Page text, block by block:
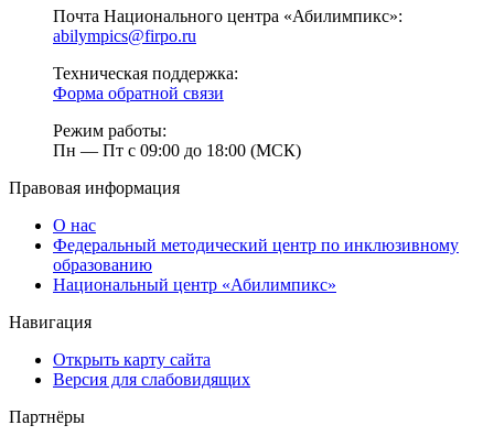
Почта Национального центра «Абилимпикс»:
abilympics@firpo.ru
Техническая поддержка:
Форма обратной связи
Режим работы:
Пн — Пт с 09:00 до 18:00 (МСК)
Правовая информация
О нас
Федеральный методический центр по инклюзивному
образованию
Национальный центр «Абилимпикс»
Навигация
Открыть карту сайта
Версия для слабовидящих
Партнёры